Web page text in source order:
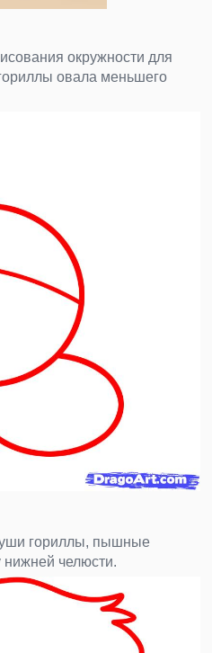
окружности для
овала меньшего
уши гориллы, пышные
челюсти.